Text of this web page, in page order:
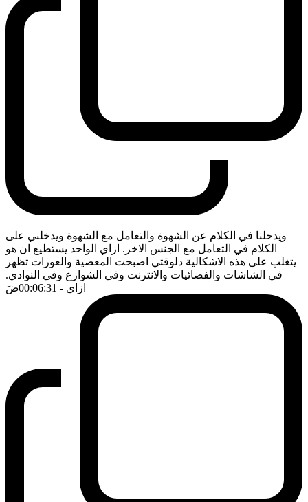
ويدخلنا في الكلام عن الشهوة والتعامل مع الشهوة ويدخلني على
الكلام في التعامل مع الجنس الاخر. ازاي الواحد يستطيع ان هو
يتغلب على هذه الاشكالية دلوقتي اصبحت المعصية والعورات تظهر
في الشاشات والفضائيات والانترنت وفي الشوارع وفي النوادي.
ازاي - 00:06:31 ضَ